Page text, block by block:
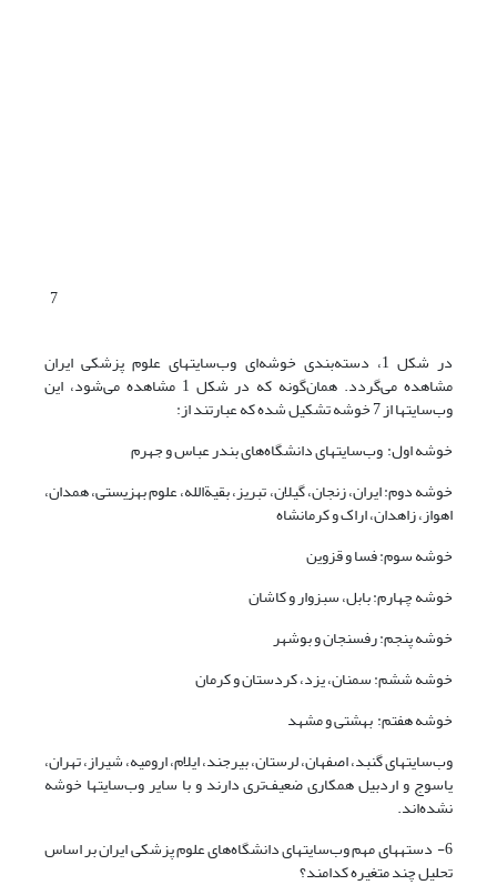
7
در شکل 1، دسته‌بندی خوشه‌ای وب‌سایتهای علوم پزشکی ایران
مشاهده می‌گردد. همان‌گونه که در شکل 1 مشاهده می‌شود، این
وب‌سایتها از 7 خوشه تشکیل شده که عبارتند از:
خوشه اول: وب‌سایتهای دانشگاه‌های بندر عباس و جهرم
خوشه دوم: ایران، زنجان، گیلان، تبریز، بقیة‌الله، علوم بهزیستی، همدان،
اهواز، زاهدان، اراک و کرمانشاه
خوشه سوم: فسا و قزوین
خوشه چهارم: بابل، سبزوار و کاشان
خوشه پنجم: رفسنجان و بوشهر
خوشه ششم: سمنان، یزد، کردستان و کرمان
خوشه هفتم: بهشتی و مشهد
وب‌سایتهای گنبد، اصفهان، لرستان، بیرجند، ایلام، ارومیه، شیراز، تهران،
یاسوج و اردبیل همکاری ضعیف‌تری دارند و با سایر وب‌سایتها خوشه
نشده‌اند.
6- دسته­های مهم وب‌سایتهای دانشگاه‌های علوم پزشکی ایران بر اساس
تحلیل چند متغیره کدامند؟